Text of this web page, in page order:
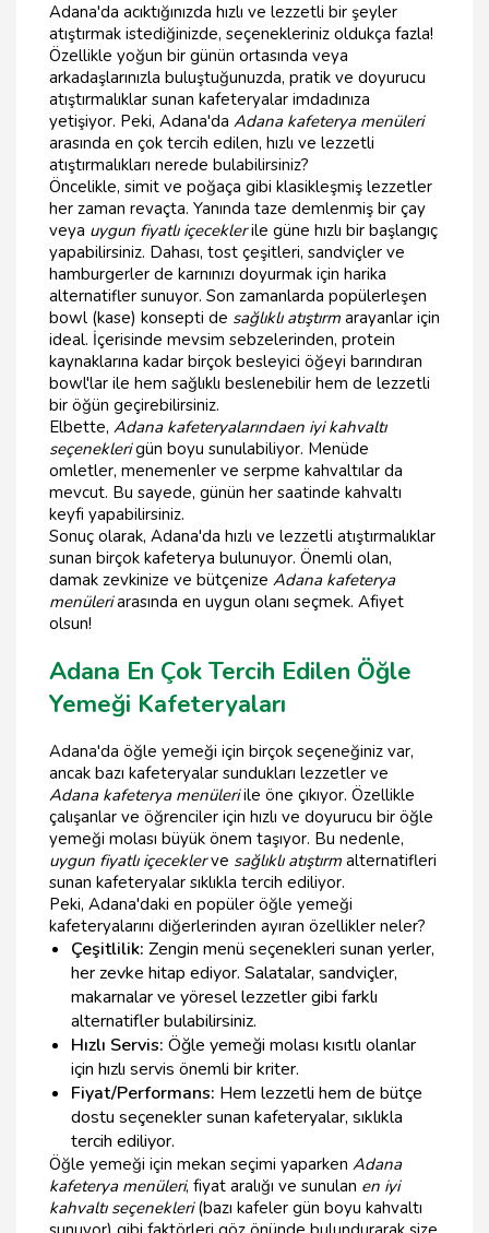
Adana'da acıktığınızda hızlı ve lezzetli bir şeyler
atıştırmak istediğinizde, seçenekleriniz oldukça fazla!
Özellikle yoğun bir günün ortasında veya
arkadaşlarınızla buluştuğunuzda, pratik ve doyurucu
atıştırmalıklar sunan kafeteryalar imdadınıza
yetişiyor. Peki, Adana'da Adana kafeterya menüleri
arasında en çok tercih edilen, hızlı ve lezzetli
atıştırmalıkları nerede bulabilirsiniz?
Öncelikle, simit ve poğaça gibi klasikleşmiş lezzetler
her zaman revaçta. Yanında taze demlenmiş bir çay
veya uygun fiyatlı içeceklerile güne hızlı bir başlangıç
yapabilirsiniz. Dahası, tost çeşitleri, sandviçler ve
hamburgerler de karnınızı doyurmak için harika
alternatifler sunuyor. Son zamanlarda popülerleşen
bowl (kase) konsepti de sağlıklı atıştırm arayanlar için
ideal. İçerisinde mevsim sebzelerinden, protein
kaynaklarına kadar birçok besleyici öğeyi barındıran
bowl'lar ile hem sağlıklı beslenebilir hem de lezzetli
bir öğün geçirebilirsiniz.
Elbette, Adana kafeteryalarındaen iyi kahvaltı
seçeneklerigün boyu sunulabiliyor. Menüde
omletler, menemenler ve serpme kahvaltılar da
mevcut. Bu sayede, günün her saatinde kahvaltı
keyfi yapabilirsiniz.
Sonuç olarak, Adana'da hızlı ve lezzetli atıştırmalıklar
sunan birçok kafeterya bulunuyor. Önemli olan,
damak zevkinize ve bütçenize Adana kafeterya
menüleriarasında en uygun olanı seçmek. Afiyet
olsun!
Adana En Çok Tercih Edilen Öğle
Yemeği Kafeteryaları
Adana'da öğle yemeği için birçok seçeneğiniz var,
ancak bazı kafeteryalar sundukları lezzetler ve
Adana kafeterya menüleriile öne çıkıyor. Özellikle
çalışanlar ve öğrenciler için hızlı ve doyurucu bir öğle
yemeği molası büyük önem taşıyor. Bu nedenle,
uygun fiyatlı içeceklerve sağlıklı atıştırm alternatifleri
sunan kafeteryalar sıklıkla tercih ediliyor.
Peki, Adana'daki en popüler öğle yemeği
kafeteryalarını diğerlerinden ayıran özellikler neler?
Çeşitlilik: Zengin menü seçenekleri sunan yerler,
her zevke hitap ediyor. Salatalar, sandviçler,
makarnalar ve yöresel lezzetler gibi farklı
alternatifler bulabilirsiniz.
Hızlı Servis: Öğle yemeği molası kısıtlı olanlar
için hızlı servis önemli bir kriter.
Fiyat/Performans: Hem lezzetli hem de bütçe
dostu seçenekler sunan kafeteryalar, sıklıkla
tercih ediliyor.
Öğle yemeği için mekan seçimi yaparken Adana
kafeterya menüleri, fiyat aralığı ve sunulan en iyi
kahvaltı seçenekleri(bazı kafeler gün boyu kahvaltı